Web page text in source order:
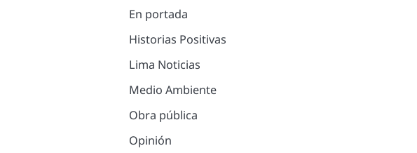
En portada
Historias Positivas
Lima Noticias
Medio Ambiente
Obra pública
Opinión